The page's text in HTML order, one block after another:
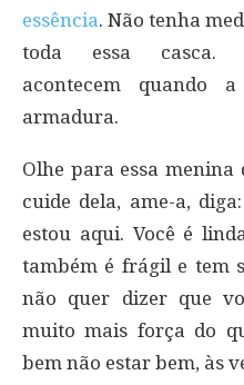
essência. Não tenha
toda essa casca.
acontecem quando
armadura.
Olhe para essa menina
cuide dela, ame-a,
estou aqui. Você é
também é frágil e tem
não quer dizer que
muito mais força do
bem não estar bem, às